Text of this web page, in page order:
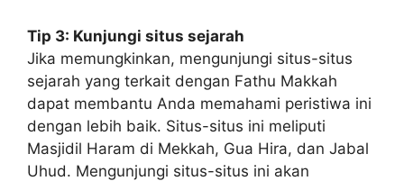
Tip 3: Kunjungi situs sejarah
Jika memungkinkan, mengunjungi situs-situs
sejarah yang terkait dengan Fathu Makkah
dapat membantu Anda memahami peristiwa ini
dengan lebih baik. Situs-situs ini meliputi
Masjidil Haram di Mekkah, Gua Hira, dan Jabal
Uhud. Mengunjungi situs-situs ini akan